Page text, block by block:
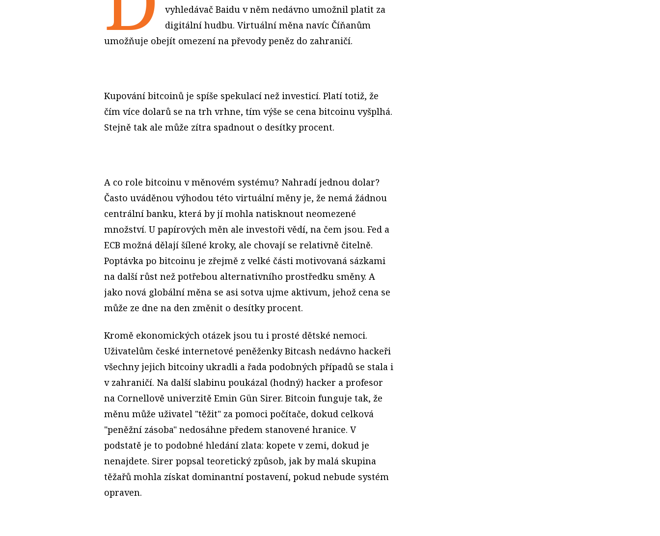
vyhledávač Baidu v něm nedávno umožnil platit za
digitální hudbu. Virtuální měna navíc Číňanům
umožňuje obejít omezení na převody peněz do zahraničí.
Kupování bitcoinů je spíše spekulací než investicí. Platí totiž, že
čím více dolarů se na trh vrhne, tím výše se cena bitcoinu vyšplhá.
Stejně tak ale může zítra spadnout o desítky procent.
A co role bitcoinu v měnovém systému? Nahradí jednou dolar?
Často uváděnou výhodou této virtuální měny je, že nemá žádnou
centrální banku, která by jí mohla natisknout neomezené
množství. U papírových měn ale investoři vědí, na čem jsou. Fed a
ECB možná dělají šílené kroky, ale chovají se relativně čitelně.
Poptávka po bitcoinu je zřejmě z velké části motivovaná sázkami
na další růst než potřebou alternativního prostředku směny. A
jako nová globální měna se asi sotva ujme aktivum, jehož cena se
může ze dne na den změnit o desítky procent.
Kromě ekonomických otázek jsou tu i prosté dětské nemoci.
Uživatelům české internetové peněženky Bitcash nedávno hackeři
všechny jejich bitcoiny ukradli a řada podobných případů se stala i
v zahraničí. Na další slabinu poukázal (hodný) hacker a profesor
na Cornellově univerzitě Emin Gün Sirer. Bitcoin funguje tak, že
měnu může uživatel "těžit" za pomoci počítače, dokud celková
"peněžní zásoba" nedosáhne předem stanovené hranice. V
podstatě je to podobné hledání zlata: kopete v zemi, dokud je
nenajdete. Sirer popsal teoretický způsob, jak by malá skupina
těžařů mohla získat dominantní postavení, pokud nebude systém
opraven.